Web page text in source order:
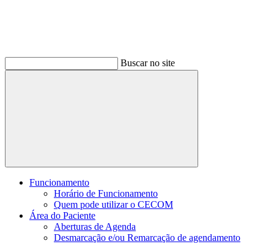
Buscar no site
Buscar
Funcionamento
Horário de Funcionamento
Quem pode utilizar o CECOM
Área do Paciente
Aberturas de Agenda
Desmarcação e/ou Remarcação de agendamento